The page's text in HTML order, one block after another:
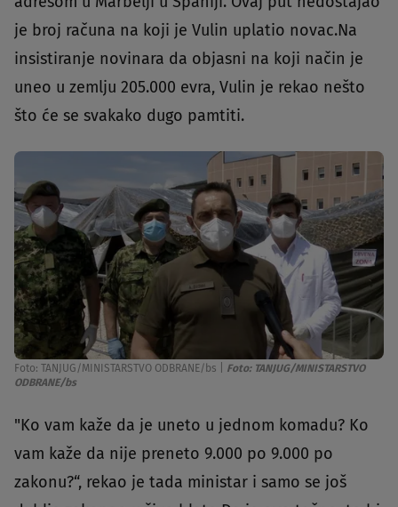
je broj računa na koji je Vulin uplatio novac.Na
insistiranje novinara da objasni na koji način je
uneo u zemlju 205.000 evra, Vulin je rekao nešto
što će se svakako dugo pamtiti.
Foto: TANJUG/MINISTARSTVO ODBRANE/bs
Foto: TANJUG/MINISTARSTVO
ODBRANE/bs
"Ko vam kaže da je uneto u jednom komadu? Ko
vam kaže da nije preneto 9.000 po 9.000 po
zakonu?“, rekao je tada ministar i samo se još